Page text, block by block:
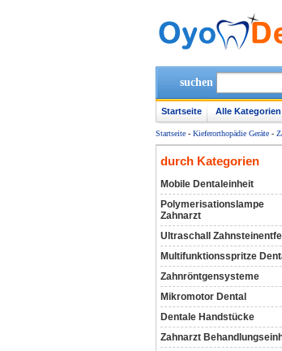
suchen
Startseite Alle Kategorien
Startseite - Kieferorthopädie Geräte -
durch Kategorien
Mobile Dentaleinheit
Polymerisationslampe
Zahnarzt
Ultraschall
Multifunktionsspritze
Zahnröntgensysteme
Mikromotor Dental
Dentale Handstücke
Zahnarzt